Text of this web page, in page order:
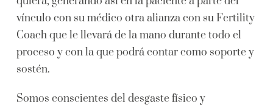
vínculo con su médico otra alianza con su Fertility
Coach que le llevará de la mano durante todo el
proceso y con la que podrá contar como soporte y
sostén.
Somos conscientes del desgaste físico y